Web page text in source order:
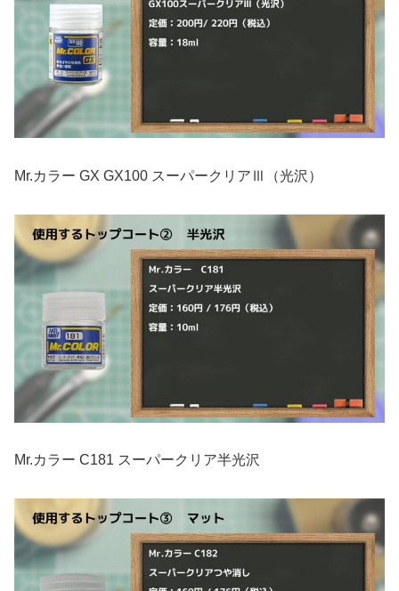
Mr.カラー GX GX100 スーパークリアⅢ（光沢）
Mr.カラー C181 スーパークリア半光沢